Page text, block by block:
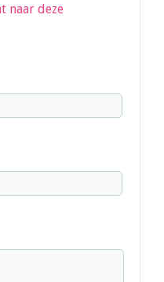
naar deze